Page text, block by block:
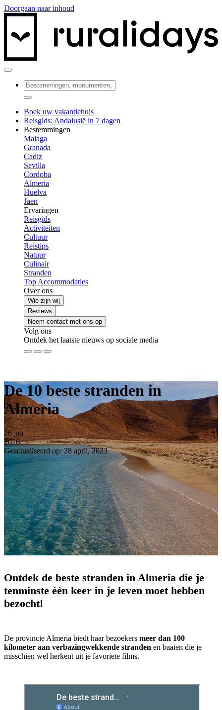
Doorgaan naar inhoud
Boek uw vakantiehuis
Reisgids: Andalusië in 7 dagen
Bestemmingen
Malaga
Granada
Cadiz
Sevilla
Cordoba
Almeria
Huelva
Jaen
Ervaringen
Reisgids
Activiteiten
Cultuur
Reistips
Natuur
Culinair
Stranden
Top Accommodaties
Over ons
Wie zijn wij
Reviews
Neem contact met ons op
Volg ons
Ontdek het laatste nieuws op sociale media
De 10 beste stranden in
Almeria
26 jan
2016
Geactualiseerd op: 28 april, 2023
Ontdek de beste stranden in Almeria die je
tenminste één keer in je leven moet hebben
bezocht!
De provincie Almeria biedt haar bezoekers meer dan 100
kilometer aan verbazingwekkende stranden en baaien die je
misschien wel herkent uit je favoriete films.